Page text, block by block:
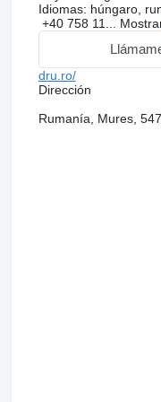
Idiomas: húngaro,
+40 758 11...
dru.ro/
Dirección
Rumanía, Mures,